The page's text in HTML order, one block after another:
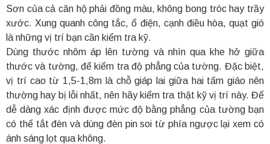
Sơn của cả căn hộ phải đồng màu, không bong tróc hay trầy
xước. Xung quanh công tắc, ổ điện, cạnh điều hòa, quạt gió
là những vị trí bạn cần kiểm tra kỹ.
Dùng thước nhôm áp lên tường và nhìn qua khe hở giữa
thước và tường, để kiểm tra độ phẳng của tường. Đặc biệt,
vị trí cao từ 1,5-1,8m là chỗ giáp lai giữa hai tấm giáo nên
thường hay bị lỗi nhất, nên hãy kiểm tra thật kỹ vị trí này. Để
dễ dàng xác định được mức độ bằng phẳng của tường bạn
có thể tắt đèn và dùng đèn pin soi từ phía ngược lại xem có
ánh sáng lọt qua không.